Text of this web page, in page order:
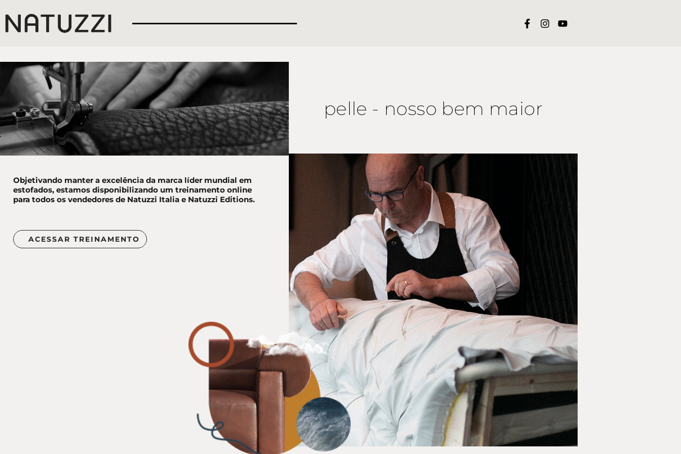
pelle - nosso bem maior
Objetivando manter a excelência da marca líder mundial em
estofados, estamos disponibilizando um treinamento online
para todos os vendedores de Natuzzi Italia e Natuzzi Editions.
ACESSAR TREINAMENTO